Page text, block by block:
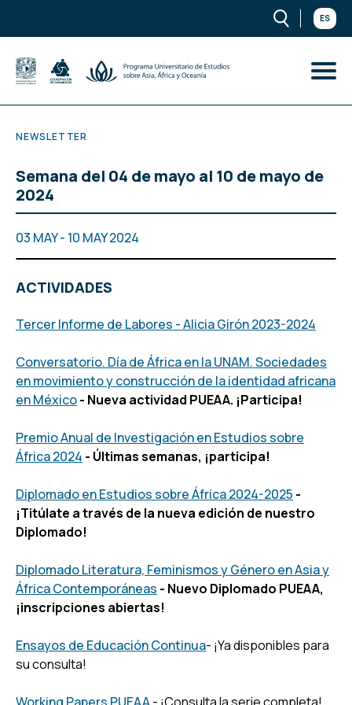
ES
NEWSLETTER
Semana del 04 de mayo al 10 de mayo de
2024
03 MAY - 10 MAY 2024
ACTIVIDADES
Tercer Informe de Labores - Alicia Girón 2023-2024
Conversatorio. Día de África en la UNAM. Sociedades
en movimiento y construcción de la identidad africana
en México- Nueva actividad PUEAA. ¡Participa!
Premio Anual de Investigación en Estudios sobre
África 2024 - Últimas semanas, ¡participa!
Diplomado en Estudios sobre África 2024-2025 -
¡Titúlate a través de la nueva edición de nuestro
Diplomado!
Diplomado Literatura, Feminismos y Género en Asia y
África Contemporáneas - Nuevo Diplomado PUEAA,
¡inscripciones abiertas!
Ensayos de Educación Continua- ¡Ya disponibles para
su consulta!